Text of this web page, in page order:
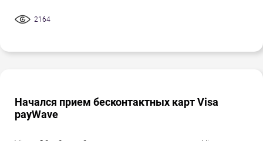
2164
Начался прием бесконтактных карт Visa
payWave